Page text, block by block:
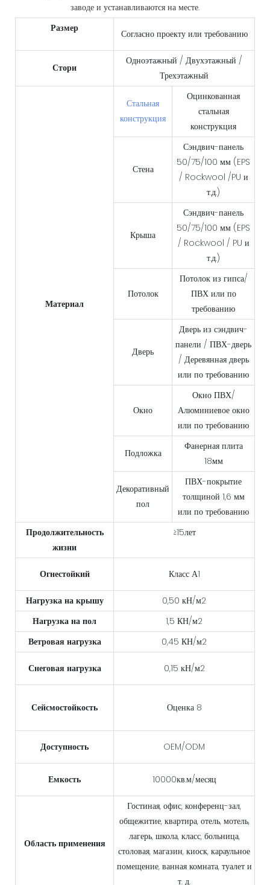
заводе и устанавливаются на месте.
Размер
Согласно проекту или требованию
Стори
Одноэтажный / Двухэтажный /
Трехэтажный
Материал
Стальная
конструкция
Оцинкованная
стальная
конструкция
Стена
Сэндвич-панель
50/75/100 мм (EPS
/ Rockwool /PU и
т.д.)
Крыша
Сэндвич-панель
50/75/100 мм (EPS
/ Rockwool / PU и
т.д.)
Потолок
Потолок из гипса/
ПВХ или по
требованию
Дверь
Дверь из сэндвич-
панели / ПВХ-дверь
/ Деревянная дверь
или по требованию
Окно
Окно ПВХ/
Алюминиевое окно
или по требованию
Подложка
Фанерная плита
18мм
Декоративный
пол
ПВХ-покрытие
толщиной 1,6 мм
или по требованию
Продолжительность
жизни
≥15лет
Огнестойкий Класс А1
Нагрузка на крышу
0,50 кН/м2
Нагрузка на пол
1,5 КН/м2
Ветровая нагрузка
0,45 КН/м2
Снеговая нагрузка 0,15 кН/м2
Сейсмостойкость Оценка 8
Доступность OEM/ODM
Емкость 10000кв.м/месяц
Область применения
Гостиная, офис, конференц-зал,
общежитие, квартира, отель, мотель,
лагерь, школа, класс, больница,
столовая, магазин, киоск, караульное
помещение, ванная комната, туалет и
т. д.